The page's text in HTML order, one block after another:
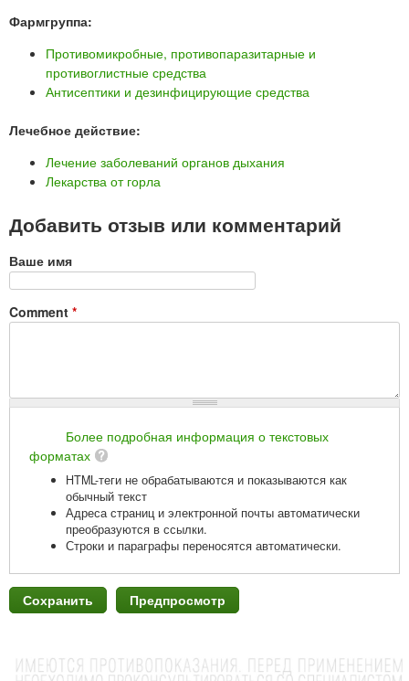
Фармгруппа:
Противомикробные, противопаразитарные и
противоглистные средства
Антисептики и дезинфицирующие средства
Лечебное действие:
Лечение заболеваний органов дыхания
Лекарства от горла
Добавить отзыв или комментарий
Ваше имя
Comment *
Более подробная информация о текстовых
форматах
HTML-теги не обрабатываются и показываются как
обычный текст
Адреса страниц и электронной почты автоматически
преобразуются в ссылки.
Строки и параграфы переносятся автоматически.